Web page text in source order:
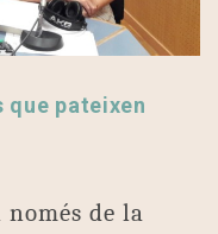
que pateixen
només de la